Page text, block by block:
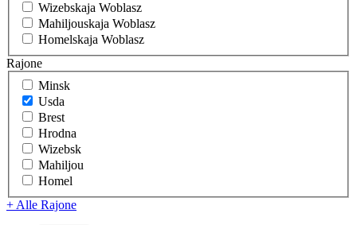
Wizebskaja Woblasz
Mahiljouskaja Woblasz
Homelskaja Woblasz
Rajone
Minsk
Usda
Brest
Hrodna
Wizebsk
Mahiljou
Homel
+ Alle Rajone